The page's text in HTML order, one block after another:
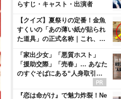
らすじ・キャスト・出演者
【クイズ】夏祭りの定番！金魚
すくいの「あの薄い紙が貼られ
た道具」の正式名称｜これ、…
「家出少女」「悪質ホスト」
「援助交際」「売春」… あなた
のすぐそばにある“人身取引…
『恋は命がけ』で魅力炸裂！Ne